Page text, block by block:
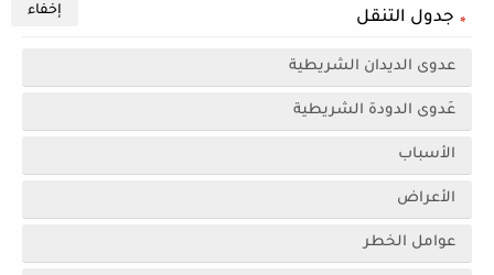
جدول التنقل
عدوى الديدان الشريطية
عَدوى الدودة الشريطية
الأسباب
الأعراض
عوامل الخطر